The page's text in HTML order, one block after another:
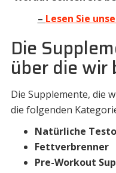
– Lesen Sie
Die
über die wir
Die Supplemente, die
die folgenden
Natürliche
Fettverbrenner
Pre-Workout